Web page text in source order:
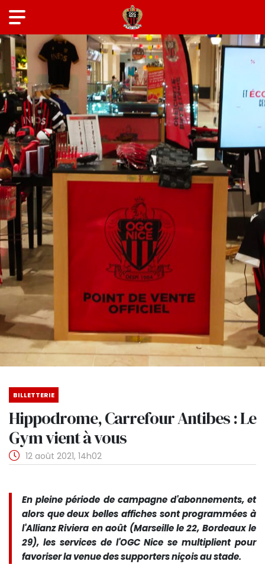
BILLETTERIE
Hippodrome, Carrefour Antibes : Le
Gym vient à vous
12 août 2021, 14h02
En pleine période de campagne d'abonnements, et
alors que deux belles affiches sont programmées à
l'Allianz Riviera en août (Marseille le 22, Bordeaux le
29), les services de l'OGC Nice se multiplient pour
favoriser la venue des supporters niçois au stade.